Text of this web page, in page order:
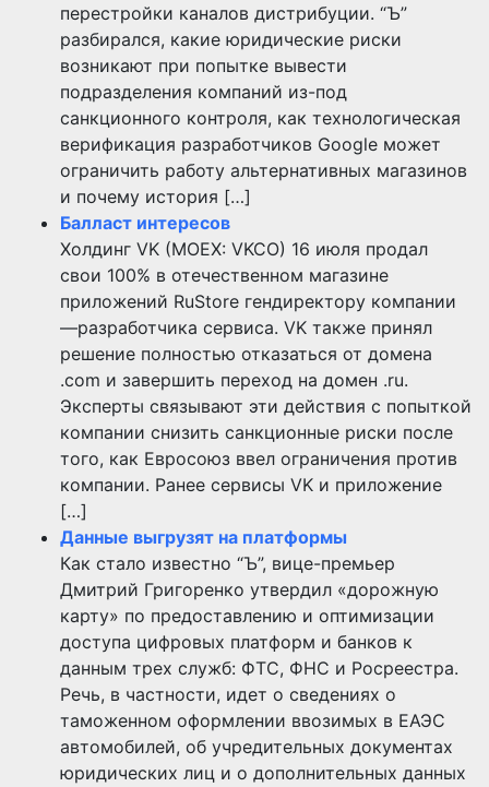
перестройки каналов дистрибуции. “Ъ”
разбирался, какие юридические риски
возникают при попытке вывести
подразделения компаний из-под
санкционного контроля, как технологическая
верификация разработчиков Google может
ограничить работу альтернативных магазинов
и почему история […]
Балласт интересов
Холдинг VK (MOEX: VKCO) 16 июля продал
свои 100% в отечественном магазине
приложений RuStore гендиректору компании
—разработчика сервиса. VK также принял
решение полностью отказаться от домена
.com и завершить переход на домен .ru.
Эксперты связывают эти действия с попыткой
компании снизить санкционные риски после
того, как Евросоюз ввел ограничения против
компании. Ранее сервисы VK и приложение
[…]
Данные выгрузят на платформы
Как стало известно “Ъ”, вице-премьер
Дмитрий Григоренко утвердил «дорожную
карту» по предоставлению и оптимизации
доступа цифровых платформ и банков к
данным трех служб: ФТС, ФНС и Росреестра.
Речь, в частности, идет о сведениях о
таможенном оформлении ввозимых в ЕАЭС
автомобилей, об учредительных документах
юридических лиц и о дополнительных данных